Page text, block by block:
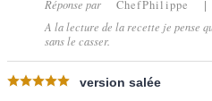
Réponse par ChefPhilippe
A la lecture de la recette je pense
sans le casser.
version salée